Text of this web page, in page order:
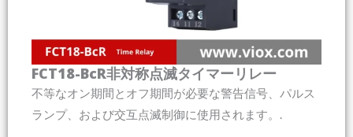
FCT18-BcR非対称点滅タイマーリレー
不等なオン期間とオフ期間が必要な警告信号、パルス
ランプ、および交互点滅制御に使用されます。.